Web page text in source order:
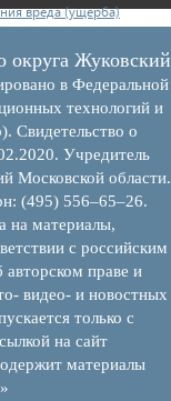
вреда (ущерба)
при осуществлении
муниципального
контроля
акты
и ведения
округа Жуковский
в Федеральной
технологий и
Свидетельство о
Учредитель
Московской области.
(495) 556–65–26.
на материалы,
с российским
праве и
видео- и новостных
только с
на сайт
материалы